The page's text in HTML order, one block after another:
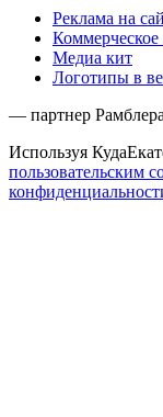
Реклама на
Медиа кит
Логотипы в
— партнер Рамблера
Используя
пользовательским